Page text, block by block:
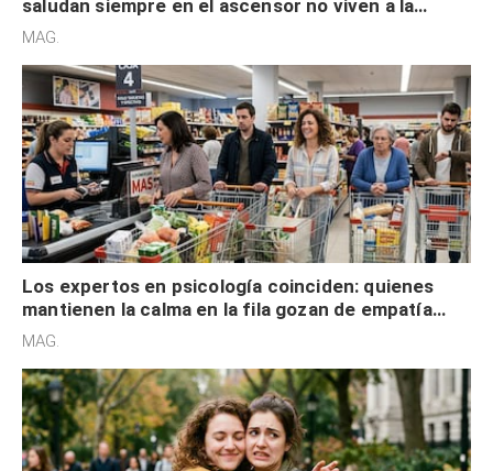
saludan siempre en el ascensor no viven a la
defensiva y tienen apertura social
MAG.
Los expertos en psicología coinciden: quienes
mantienen la calma en la fila gozan de empatía
cognitiva, gratitud y no solo tienen autocontrol
MAG.